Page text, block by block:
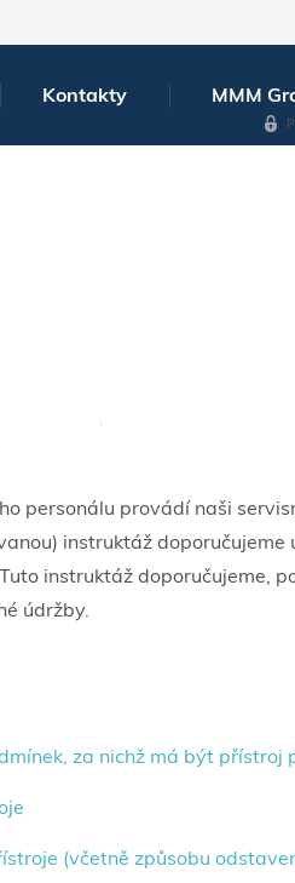
Kontakty MMM
personálu provádí naši
instruktáž doporučujeme
instruktáž doporučujeme,
údržby.
za nichž má být přístroj
(včetně způsobu